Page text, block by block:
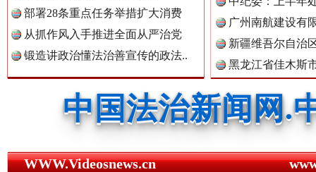
部署28条重点任务举措扩大消费
从抓作风入手推进全面从严治党
锻造讲政治懂法治善宣传的政法..
广州南航建设有
新疆维吾尔自治
黑龙江省佳木斯
中国法制新闻网.
中国法治新闻网.
中国法院新闻网.
WWW.Videosnews.cn
高回报